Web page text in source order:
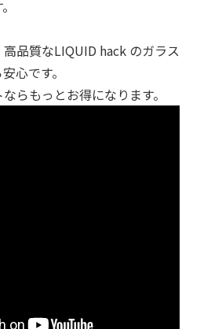
品質なLIQUID hack のガラス
心です。
らもっとお得になります。